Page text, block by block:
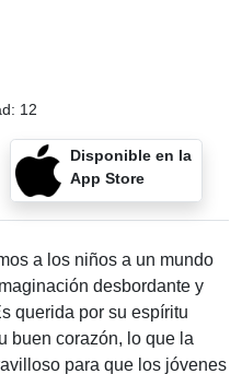
12
Disponible en la
App Store
a los niños a un mundo
desbordante y
querida por su espíritu
buen corazón, lo que la
para que los jóvenes